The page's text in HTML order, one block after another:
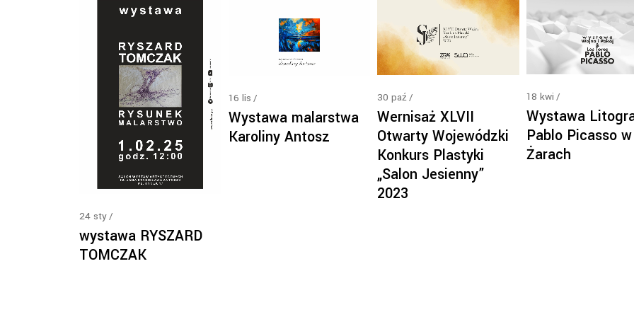
24 sty
wystawa RYSZARD
TOMCZAK
16 lis
Wystawa malarstwa
Karoliny Antosz
30 paź
Wernisaż XLVII
Otwarty Wojewódzki
Konkurs Plastyki
„Salon Jesienny”
2023
18 kwi
Wystawa
Pablo Picasso w
Żarach